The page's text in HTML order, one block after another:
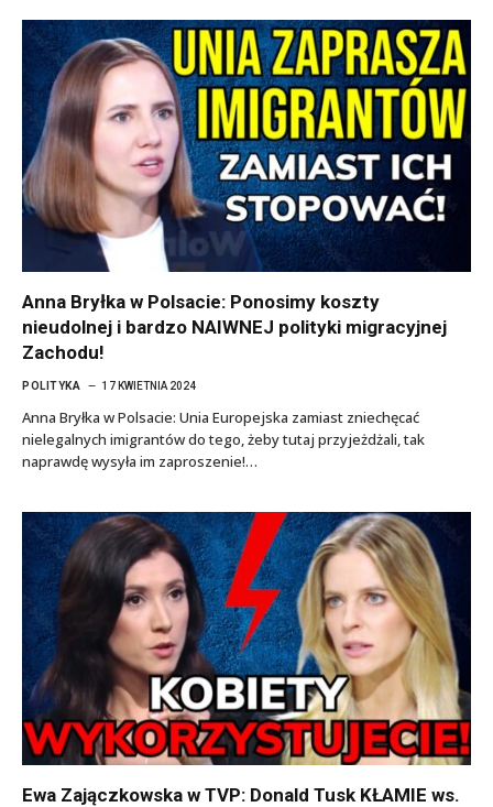
Anna Bryłka w Polsacie: Ponosimy koszty
nieudolnej i bardzo NAIWNEJ polityki migracyjnej
Zachodu!
POLITYKA 17 KWIETNIA 2024
Anna Bryłka w Polsacie: Unia Europejska zamiast zniechęcać
nielegalnych imigrantów do tego, żeby tutaj przyjeżdżali, tak
naprawdę wysyła im zaproszenie!…
Ewa Zajączkowska w TVP: Donald Tusk KŁAMIE ws.